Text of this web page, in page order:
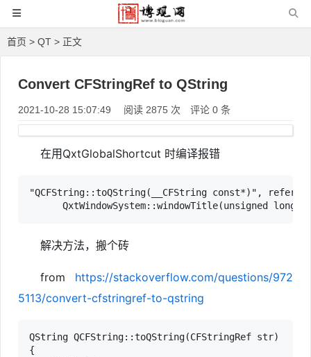
首页 > QT > 正文
Convert CFStringRef to QString
2021-10-28 15:07:49 阅读 2875 次 评论 0 条
在用QxtGlobalShortcut 时编译报错
"QCFString::toQString(__CFString const*)",
QxtWindowSystem::windowTitle(unsigned long
解决方法，搬个砖
from https://stackoverflow.com/questions/972
5113/convert-cfstringref-to-qstring
QString QCFString::toQString(CFStringRef str)
{